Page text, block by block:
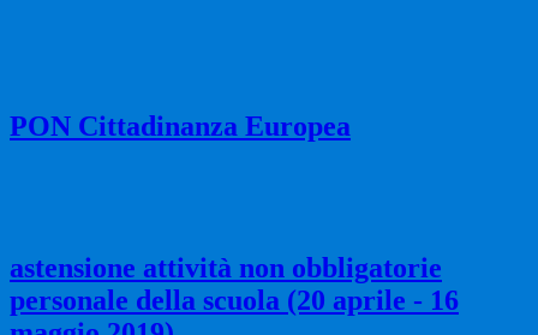
PON Cittadinanza Europea
astensione attività non obbligatorie
personale della scuola (20 aprile - 16